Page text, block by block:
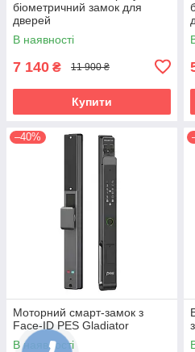
біометричний замок для
дверей
В наявності
7 140 ₴ 11 900 ₴
Купити
–40%
Моторний смарт-замок з
Face-ID PES Gladiator
В наявності